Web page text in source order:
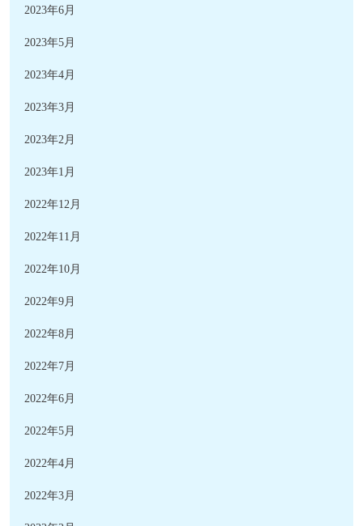
2023年6月
2023年5月
2023年4月
2023年3月
2023年2月
2023年1月
2022年12月
2022年11月
2022年10月
2022年9月
2022年8月
2022年7月
2022年6月
2022年5月
2022年4月
2022年3月